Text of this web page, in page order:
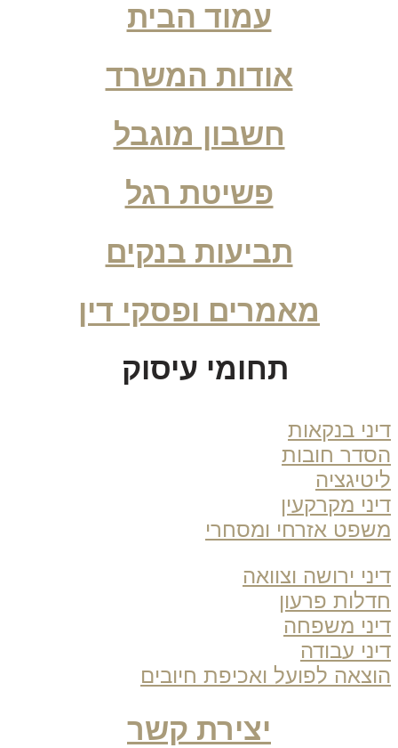
עמוד הבית
אודות המשרד
חשבון מוגבל
פשיטת רגל
תביעות בנקים
מאמרים ופסקי דין
תחומי עיסוק
בנקאות
חובות
מקרקעין
אזרחי ומסחרי
ירושה וצוואה
פרעון
משפחה
עבודה
לפועל ואכיפת חיובים
יצירת קשר